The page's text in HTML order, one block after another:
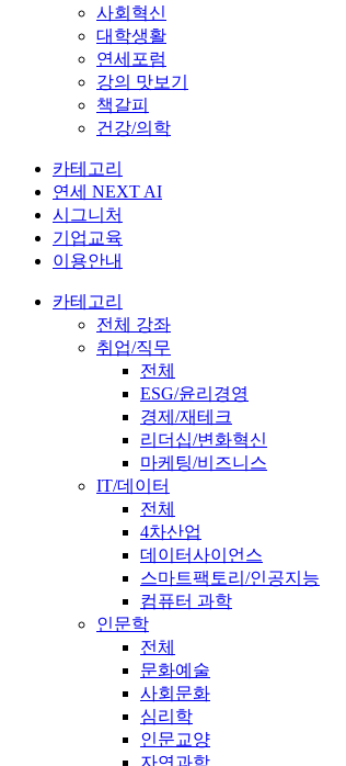
사회혁신
대학생활
연세포럼
강의 맛보기
책갈피
건강/의학
카테고리
연세 NEXT AI
시그니처
기업교육
이용안내
카테고리
전체 강좌
취업/직무
전체
ESG/윤리경영
경제/재테크
리더십/변화혁신
마케팅/비즈니스
IT/데이터
전체
4차산업
데이터사이언스
스마트팩토리/인공지능
컴퓨터 과학
인문학
전체
문화예술
사회문화
심리학
인문교양
자연과학